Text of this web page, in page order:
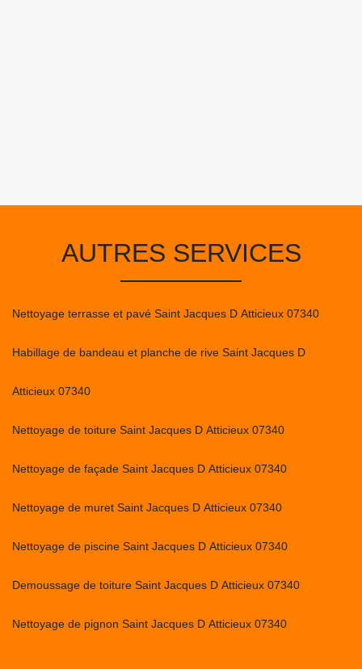
AUTRES SERVICES
Nettoyage terrasse et pavé Saint Jacques D Atticieux 07340
Habillage de bandeau et planche de rive Saint Jacques D
Atticieux 07340
Nettoyage de toiture Saint Jacques D Atticieux 07340
Nettoyage de façade Saint Jacques D Atticieux 07340
Nettoyage de muret Saint Jacques D Atticieux 07340
Nettoyage de piscine Saint Jacques D Atticieux 07340
Demoussage de toiture Saint Jacques D Atticieux 07340
Nettoyage de pignon Saint Jacques D Atticieux 07340